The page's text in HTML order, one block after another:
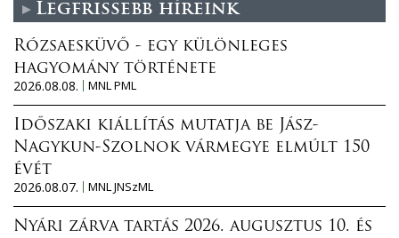
Legfrissebb híreink
Rózsaesküvő - egy különleges
hagyomány története
2026.08.08.
MNL PML
Időszaki kiállítás mutatja be Jász-
Nagykun-Szolnok vármegye elmúlt 150
évét
2026.08.07.
MNL JNSzML
Nyári zárva tartás 2026. augusztus 10. és